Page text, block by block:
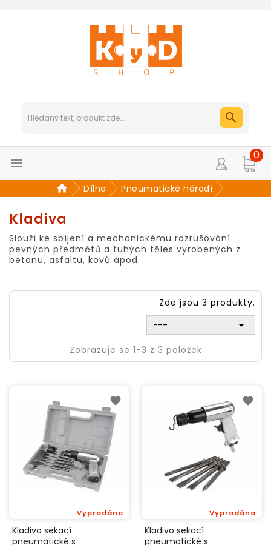

0
Dílna Pneumatické nářadí
Kladiva
Slouží ke sbíjení a mechanickému rozrušování
pevných předmětů a tuhých těles vyrobených z
betonu, asfaltu, kovů apod.
Zde jsou 3 produkty.
---

Zobrazuje se 1-3 z 3 položek
Kladivo sekací
pneumatické s
Vyprodáno
Kladivo sekací
pneumatické s
Vyprodáno